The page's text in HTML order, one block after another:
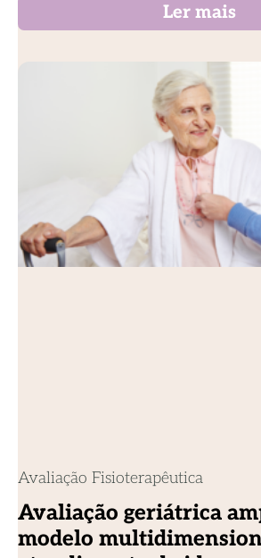
Ler mais
Avaliação Fisioterapêutica
Avaliação geriátrica
modelo